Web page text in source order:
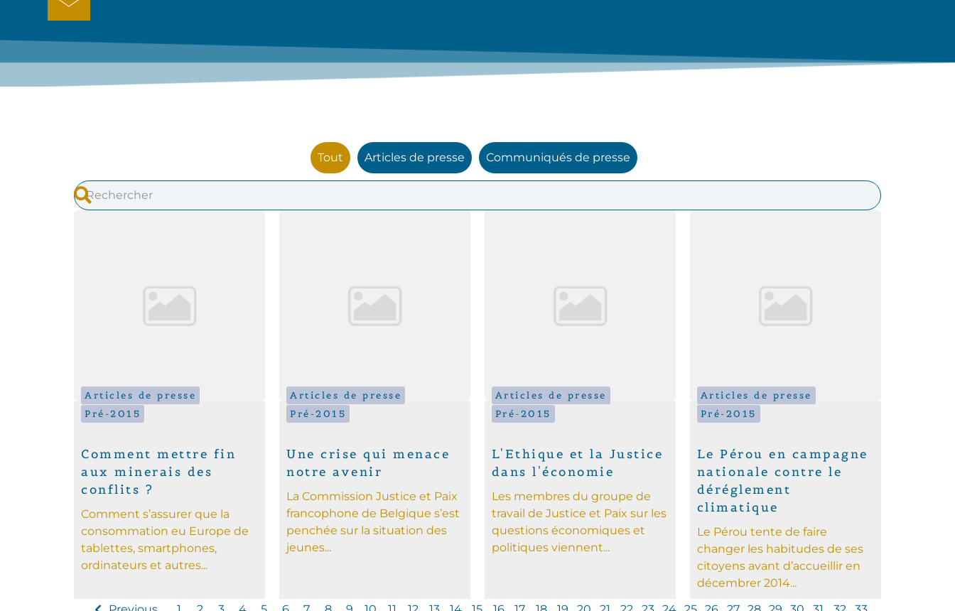
Tout Articles de presse Communiqués de presse
Articles de presse
Pré-2015
Comment mettre fin
aux minerais des
conflits ?
Comment s’assurer que la
consommation eu Europe de
tablettes, smartphones,
ordinateurs et autres...
Articles de presse
Pré-2015
Une crise qui menace
notre avenir
La Commission Justice et Paix
francophone de Belgique s’est
penchée sur la situation des
jeunes...
Articles de presse
Pré-2015
L'Ethique et la Justice
dans l'économie
Les membres du groupe de
travail de Justice et Paix sur les
questions économiques et
politiques viennent...
Articles de presse
Pré-2015
Le Pérou en campagne
nationale contre le
déréglement
climatique
Le Pérou tente de faire
changer les habitudes de ses
citoyens avant d’accueillir en
décembrer 2014...